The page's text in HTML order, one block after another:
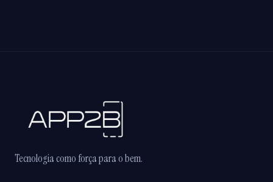
Tecnologia como força para o bem.